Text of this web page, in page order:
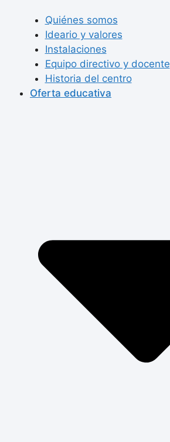
Quiénes somos
Ideario y valores
Instalaciones
Equipo directivo y docente
Historia del centro
Oferta educativa